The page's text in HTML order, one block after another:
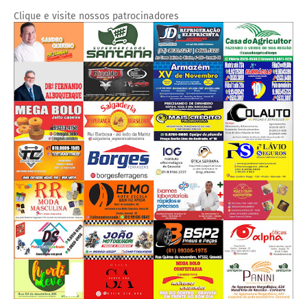
Clique e visite nossos patrocinadores